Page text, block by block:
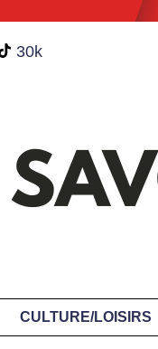
30k
CULTURE/LOISIRS